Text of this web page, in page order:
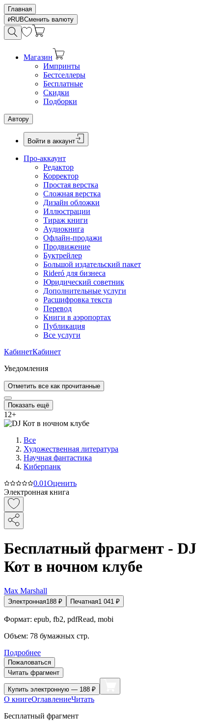
Главная
RUBСменить валюту
Магазин
Импринты
Бестселлеры
Бесплатные
Скидки
Подборки
Автору
Войти в аккаунт
Про-аккаунт
Редактор
Корректор
Простая верстка
Сложная верстка
Дизайн обложки
Иллюстрации
Тираж книги
Аудиокнига
Офлайн-продажи
Продвижение
Буктрейлер
Большой издательский пакет
Rideró для бизнеса
Юридический советник
Дополнительные услуги
Расшифровка текста
Перевод
Книги в аэропортах
Публикация
Все услуги
КабинетКабинет
Уведомления
Отметить все как прочитанные
Показать ещё
12+
Все
Художественная литература
Научная фантастика
Киберпанк
0.01Оценить
Электронная книга
Бесплатный фрагмент - DJ
Кот в ночном клубе
Max Marshall
Электронная188 ₽ Печатная1 041 ₽
Формат: epub, fb2, pdfRead, mobi
Объем: 78 бумажных стр.
Подробнее
Пожаловаться
Читать фрагмент
Купить электронную — 188 ₽
О книгеОглавлениеЧитать
Бесплатный фрагмент